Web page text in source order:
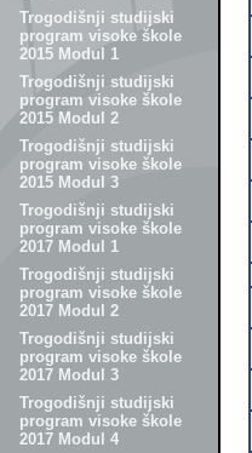
Trogodišnji studijski
program visoke škole
2015 Modul 1
Trogodišnji studijski
program visoke škole
2015 Modul 2
Trogodišnji studijski
program visoke škole
2015 Modul 3
Trogodišnji studijski
program visoke škole
2017 Modul 1
Trogodišnji studijski
program visoke škole
2017 Modul 2
Trogodišnji studijski
program visoke škole
2017 Modul 3
Trogodišnji studijski
program visoke škole
2017 Modul 4